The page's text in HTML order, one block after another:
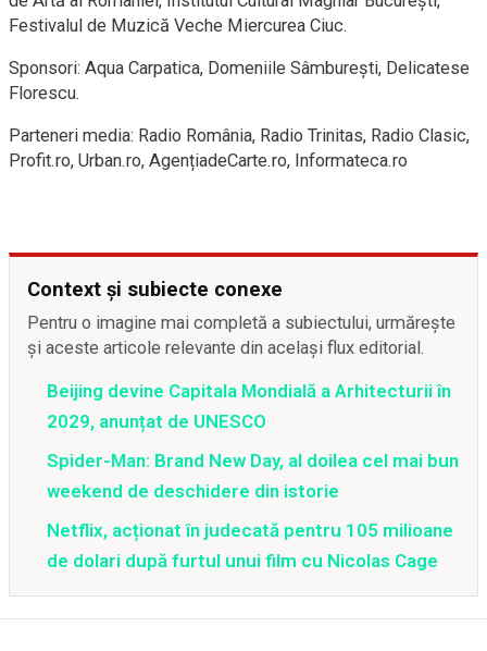
Festivalul de Muzică Veche Miercurea Ciuc.
Sponsori: Aqua Carpatica, Domeniile Sâmburești, Delicatese
Florescu.
Parteneri media: Radio România, Radio Trinitas, Radio Clasic,
Profit.ro, Urban.ro, AgențiadeCarte.ro, Informateca.ro
Context și subiecte conexe
Pentru o imagine mai completă a subiectului, urmărește
și aceste articole relevante din același flux editorial.
Beijing devine Capitala Mondială a Arhitecturii în
2029, anunțat de UNESCO
Spider-Man: Brand New Day, al doilea cel mai bun
weekend de deschidere din istorie
Netflix, acționat în judecată pentru 105 milioane
de dolari după furtul unui film cu Nicolas Cage